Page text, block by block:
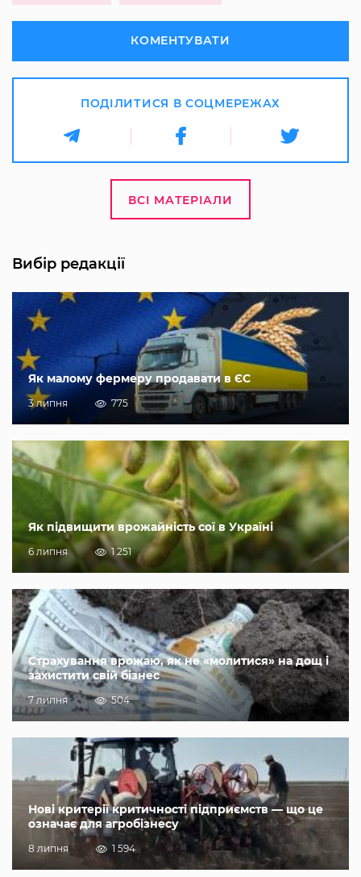
КОМЕНТУВАТИ
ПОДІЛИТИСЯ В СОЦМЕРЕЖАХ
ВСІ МАТЕРІАЛИ
Вибір редакції
Як малому фермеру продавати в ЄС
3 липня 775
Як підвищити врожайність сої в Україні
6 липня 1 251
Страхування врожаю, як не «молитися» на дощ і
захистити свій бізнес
7 липня 504
Нові критерії критичності підприємств — що це
означає для агробізнесу
8 липня 1 594